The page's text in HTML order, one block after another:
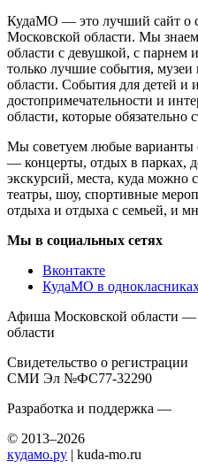
КудаМО — это лучший сайт о
Московской области. Мы
области с девушкой, с
только лучшие события,
области. События для детей и
достопримечательности и
области, которые обязательно
Мы советуем любые варианты
— концерты, отдых в парках,
экскурсий, места, куда можно
театры, шоу, спортивные
отдыха и отдыха с семьей, и
Мы в социальных сетях
Вконтакте
КудаМО в
Афиша Московской области —
области
Свидетельство о регистрации
СМИ Эл №ФС77-32290
Разработка и поддержка —
© 2013–2026
кудамо.ру | kuda-mo.ru